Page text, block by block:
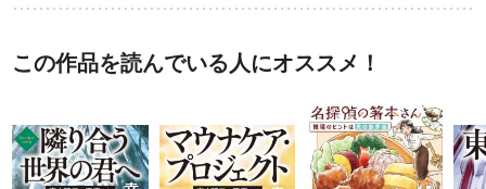
この作品を読んでいる人にオススメ！